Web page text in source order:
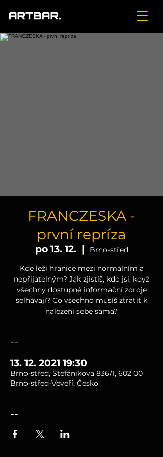
FRANCZESKA -
první repríza
po 13. 12.
  |
Brno-střed
Kde leží hranice mezi normálním a
nepřijatelným? Jak zjistíš, kdo jsi, když
všechny dostupné informační zdroje
selhávají? Co všechno musíš ztratit k
nalezení sebe sama?
--
13. 12. 2021 19:30
Brno-střed, Štefánikova 836/1, 602 00
Brno-střed-Veveří, Česko
--